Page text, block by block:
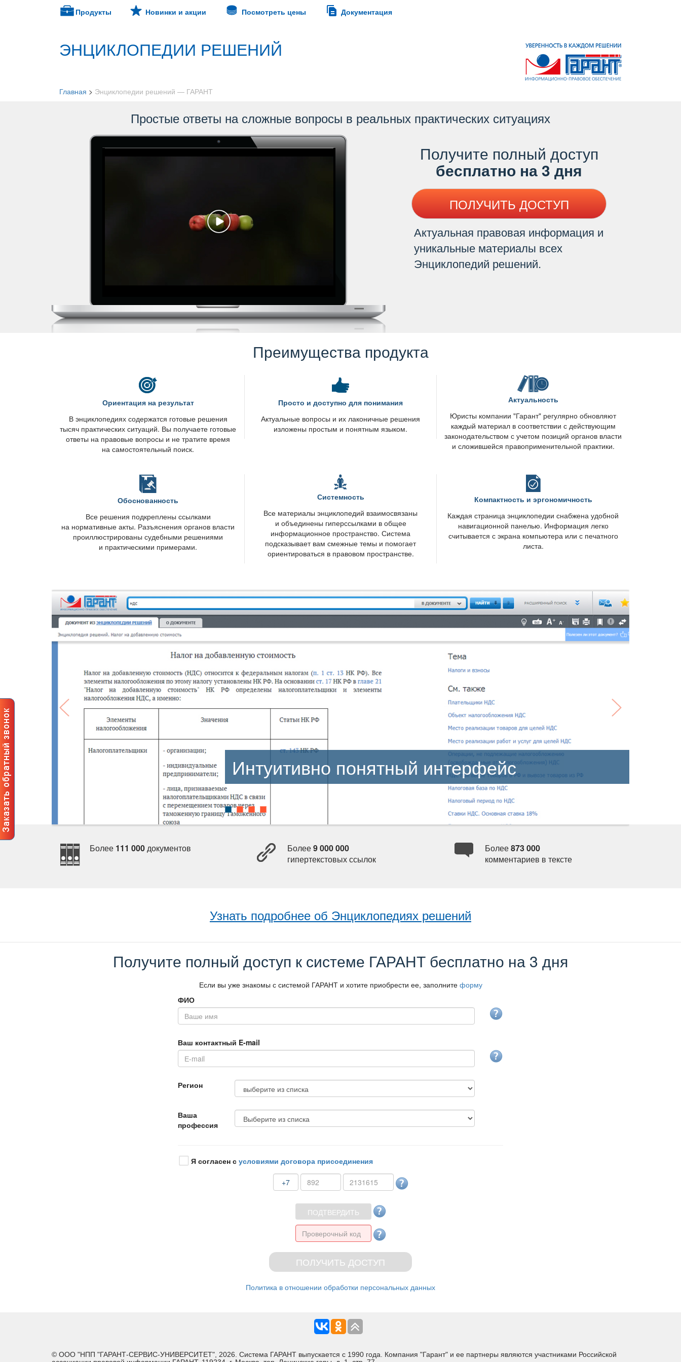
Продукты Новинки и акции Посмотреть цены Документация
ЭНЦИКЛОПЕДИИ РЕШЕНИЙ
Главная > Энциклопедии решений — ГАРАНТ
Простые ответы на сложные вопросы в реальных практических ситуациях
Получите полный доступ
есплатно на 3 дня
ПОЛУЧИТЬ ДОСТУП
Актуальная правовая информация и
уникальные материалы всех
Энциклопедий решений.
Преимущества продукта
Ориентация на результат
энциклопедиях содержатся готовые решения
тысяч практических ситуаций. Вы получаете готовые
ответы на правовые вопросы и не тратите время
на самостоятельный поиск.
Просто и доступно для понимания
Актуальные вопросы и их лаконичные решения
изложены простым и понятным языком.
Актуальность
Юристы компании "Гарант" регулярно обновляют
каждый материал в соответствии с действующим
законодательством с учетом позиций органов власти
и сложившейся правоприменительной практики.
Обоснованность
се решения подкреплены ссылками
на нормативные акты. Разъяснения органов власти
проиллюстрированы судебными решениями
и практическими примерами.
Системность
се материалы энциклопедий взаимосвязаны
и объединены гиперссылками в общее
информационное пространство. Система
подсказывает вам смежные темы и помогает
ориентироваться в правовом пространстве.
Компактность и эргономичность
Каждая страница энциклопедии снабжена удобной
навигационной панелью. Информация легко
считывается с экрана компьютера или с печатного
листа.
Интуитивно понятный интерфейс
Более 111 000документо Более9 000 000
ипертекстовых ссылок
Более873 000
комментариев в тексте
Узнать подробнее об Энциклопедиях решений
Получите полный доступ к системе ГАРАНТ бесплатно на 3 дня
Если вы уже знакомы с системой ГАРАНТ и хотите приобрести ее, заполните форму
ФИО
аш контактный E-mail
Регион
аша
профессия
Я согласен с условиями договора присоединения
+7
Политика в отношении обработки персональных данных
© ООО "НПП "ГАРАНТ-СЕРВИС-УНИВЕРСИТЕТ", 2026. Система ГАРАНТ выпускается с 1990 года. Компания "Гарант" и ее партнеры являются участниками Российской